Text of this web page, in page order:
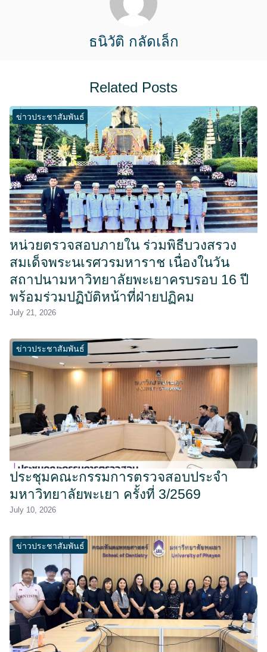
ธนิวัติ กลัดเล็ก
Related Posts
ข่าวประชาสัมพันธ์
หน่วยตรวจสอบภายใน ร่วมพิธีบวงสรวง
สมเด็จพระนเรศวรมหาราช เนื่องในวัน
สถาปนามหาวิทยาลัยพะเยาครบรอบ 16 ปี
พร้อมร่วมปฏิบัติหน้าที่ฝ่ายปฏิคม
July 21, 2026
ข่าวประชาสัมพันธ์
ประชุมคณะกรรมการตรวจสอบประจำ
มหาวิทยาลัยพะเยา ครั้งที่ 3/2569
July 10, 2026
ข่าวประชาสัมพันธ์